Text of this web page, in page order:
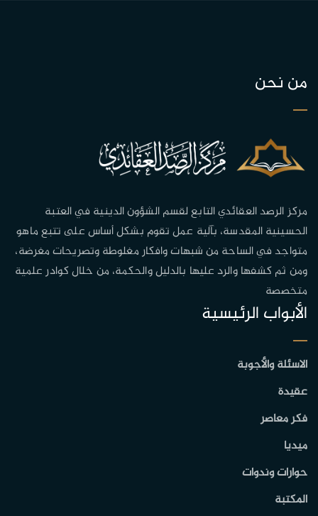
من نحن
مركز الرصد العقائدي التابع لقسم الشؤون الدينية في العتبة
الحسينية المقدسة، بآلية عمل تقوم بشكل أساس على تتبع ماهو
متواجد في الساحة من شبهات وافكار مغلوطة وتصريحات مغرضة،
ومن ثم كشفها والرد عليها بالدليل والحكمة، من خلال كوادر علمية
متخصصة
الأبواب الرئيسية
الاسئلة والأجوبة
عقيدة
فكر معاصر
ميديا
حوارات وندوات
المكتبة